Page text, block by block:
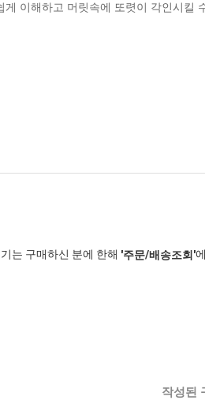
게 이해하고 머릿속에 또렷이 각인시킬
는 구매하신 분에 한해 '주문/배송조회'
작성된